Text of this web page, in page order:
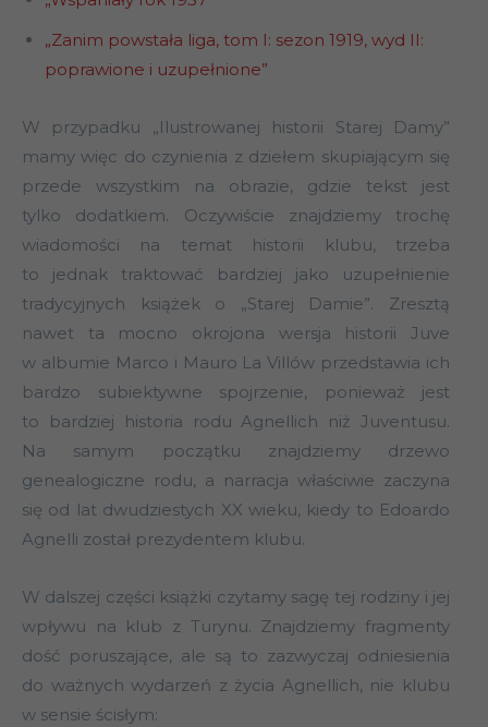
„Zanim powstała liga, tom I: sezon 1919, wyd II:
poprawione i uzupełnione”
W przypadku „Ilustrowanej historii Starej Damy”
mamy więc do czynienia z dziełem skupiającym się
przede wszystkim na obrazie, gdzie tekst jest
tylko dodatkiem. Oczywiście znajdziemy trochę
wiadomości na temat historii klubu, trzeba
to jednak traktować bardziej jako uzupełnienie
tradycyjnych książek o „Starej Damie”. Zresztą
nawet ta mocno okrojona wersja historii Juve
w albumie Marco i Mauro La Villów przedstawia ich
bardzo subiektywne spojrzenie, ponieważ jest
to bardziej historia rodu Agnellich niż Juventusu.
Na samym początku znajdziemy drzewo
genealogiczne rodu, a narracja właściwie zaczyna
się od lat dwudziestych XX wieku, kiedy to Edoardo
Agnelli został prezydentem klubu.
W dalszej części książki czytamy sagę tej rodziny i jej
wpływu na klub z Turynu. Znajdziemy fragmenty
dość poruszające, ale są to zazwyczaj odniesienia
do ważnych wydarzeń z życia Agnellich, nie klubu
w sensie ścisłym: